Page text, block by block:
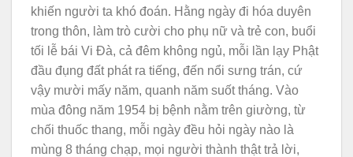
khiến người ta khó đoán. Hằng ngày đi hóa duyên
trong thôn, làm trò cười cho phụ nữ và trẻ con, buổi
tối lễ bái Vi Đà, cả đêm không ngủ, mỗi lần lạy Phật
đầu đụng đất phát ra tiếng, đến nổi sưng trán, cứ
vậy mười mấy năm, quanh năm suốt tháng. Vào
mùa đông năm 1954 bị bệnh nằm trên giường, từ
chối thuốc thang, mỗi ngày đều hỏi ngày nào là
mùng 8 tháng chạp, mọi người thành thật trả lời,